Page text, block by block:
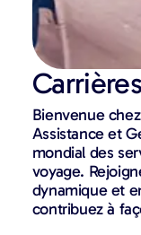
Carrières
Bienvenue
Assistance et
mondial des
voyage.
dynamique et
contribuez à